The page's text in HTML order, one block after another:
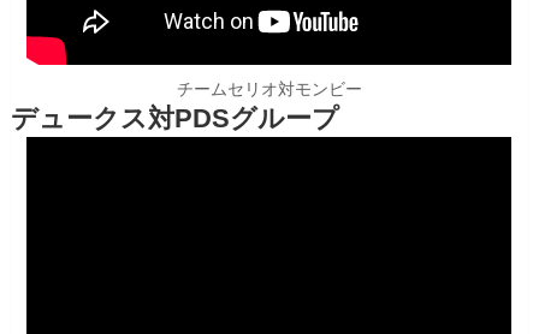
チームセリオ対モンビー
デュークス対PDSグループ